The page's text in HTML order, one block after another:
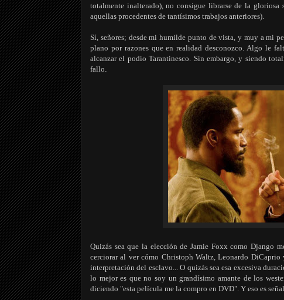
totalmente inalterado), no consigue librarse de la gloriosa
aquellas procedentes de tantísimos trabajos anteriores).
Sí, señores; desde mi humilde punto de vista, y muy a mi
plano por razones que en realidad desconozco. Algo le
alcanzar el podio Tarantinesco. Sin embargo, y siendo
fallo
Quizás sea que la elección de Jamie Foxx como Django
cerciorar al ver cómo Christoph Waltz, Leonardo DiCaprio
interpretación del esclavo... O quizás sea esa excesiva
lo mejor es que no soy un grandísimo amante de los
diciendo "esta película me la compro en DVD". Y eso es